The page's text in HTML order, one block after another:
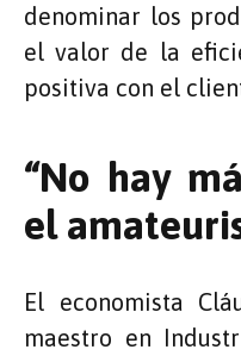
denominar los
el valor de la
positiva con el
“No hay
el
El economista
maestro en